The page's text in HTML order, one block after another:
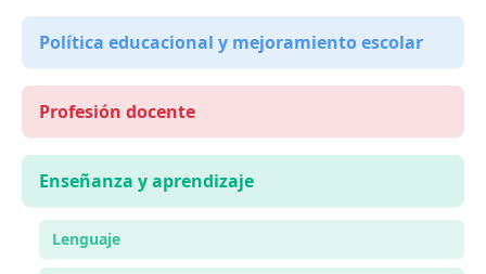
Política educacional y mejoramiento escolar
Profesión docente
Enseñanza y aprendizaje
Lenguaje